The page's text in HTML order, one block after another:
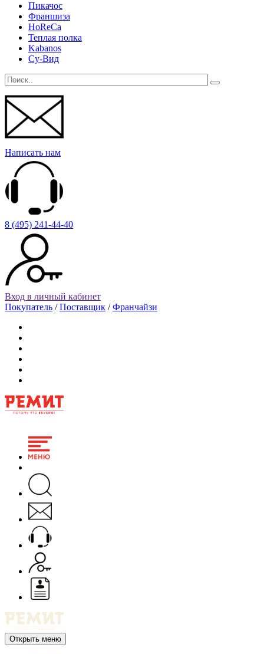
Пикачос
Франшиза
HoReCa
Теплая полка
Kabanos
Су-Вид
Написать нам
8 (495) 241-44-40
Вход в личный кабинет
Покупатель /Поставщик /Франчайзи
Открыть меню